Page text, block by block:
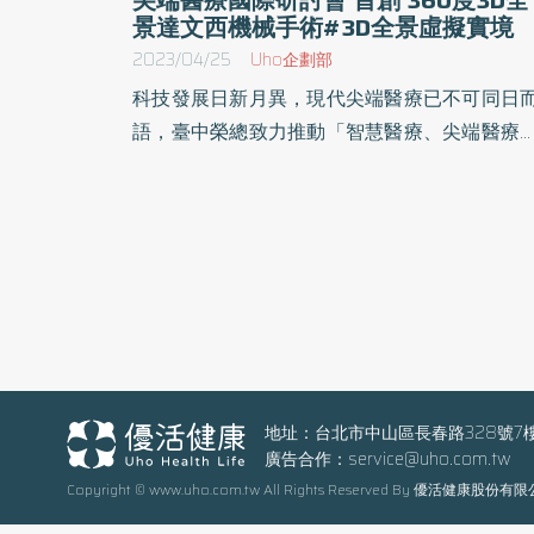
景達文西機械手術#3D全景虛擬實境
2023/04/25 Uho企劃部
科技發展日新月異，現代尖端醫療已不可同日
語，臺中榮總致力推動「智慧醫療、尖端醫療、
台首例「達文西手術5G遠程協作」，2022年
行了全臺首例結合「AR眼鏡」及「術中導航
位技術」高難度脊椎側彎矯正手術，更在今年成
為全臺首家同時擁有三科(泌尿外科、大腸直腸
地址：台北市中山區長春路328號7
廣告合作： service@uho.com.tw
Copyright © www.uho.com.tw All Rights Reserved By 優活健康股份有限